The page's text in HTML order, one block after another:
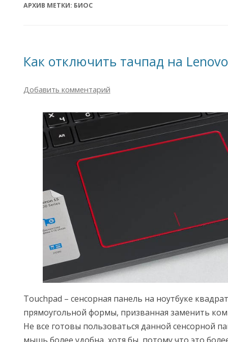
АРХИВ МЕТКИ: БИОС
Как отключить тачпад на Lenovo
Добавить комментарий
Touchpad – сенсорная панель на ноутбуке
прямоугольной формы, призванная заменить
Не все готовы пользоваться данной сенсорной